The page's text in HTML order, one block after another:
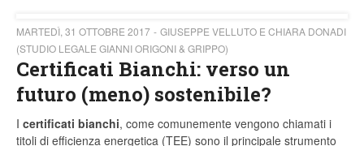
MARTEDÌ, 31 OTTOBRE 2017
GIUSEPPE VELLUTO E CHIARA DONADI
(STUDIO LEGALE GIANNI ORIGONI & GRIPPO)
Certificati Bianchi: verso un
futuro (meno) sostenibile?
I certificati bianchi, come comunemente vengono chiamati i
titoli di efficienza energetica (TEE) sono il principale strumento